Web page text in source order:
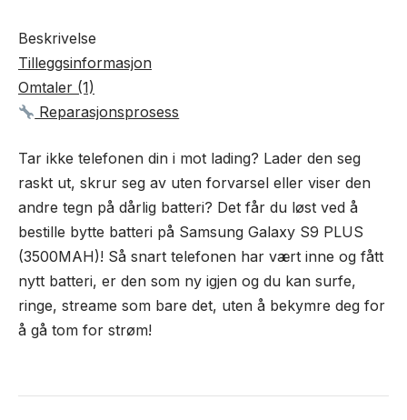
Beskrivelse
Tilleggsinformasjon
Omtaler (1)
Reparasjonsprosess
Tar ikke telefonen din i mot lading? Lader den seg
raskt ut, skrur seg av uten forvarsel eller viser den
andre tegn på dårlig batteri? Det får du løst ved å
bestille bytte batteri på Samsung Galaxy S9 PLUS
(3500MAH)! Så snart telefonen har vært inne og fått
nytt batteri, er den som ny igjen og du kan surfe,
ringe, streame som bare det, uten å bekymre deg for
å gå tom for strøm!